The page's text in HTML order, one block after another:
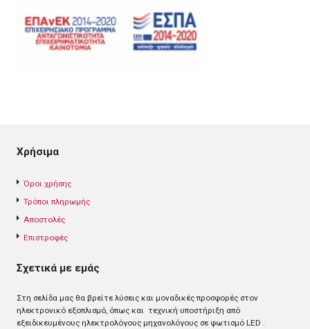
Χρήσιμα
Όροι χρήσης
Τρόποι πληρωμής
Αποστολές
Επιστροφές
Σχετικά με εμάς
Στη σελίδα μας θα βρείτε λύσεις και μοναδικές προσφορές στον
ηλεκτρονικό εξοπλισμό, όπως και τεχνική υποστήριξη από
εξειδικευμένους ηλεκτρολόγους μηχανολόγους σε φωτισμό LED .